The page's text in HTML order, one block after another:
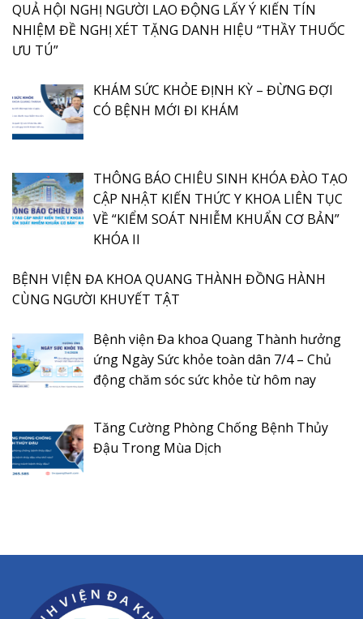
QUẢ HỘI NGHỊ NGƯỜI LAO ĐỘNG LẤY Ý KIẾN TÍN
NHIỆM ĐỀ NGHỊ XÉT TẶNG DANH HIỆU “THẦY THUỐC
ƯU TÚ”
KHÁM SỨC KHỎE ĐỊNH KỲ – ĐỪNG ĐỢI
CÓ BỆNH MỚI ĐI KHÁM
THÔNG BÁO CHIÊU SINH KHÓA ĐÀO TẠO
CẬP NHẬT KIẾN THỨC Y KHOA LIÊN TỤC
VỀ “KIỂM SOÁT NHIỄM KHUẨN CƠ BẢN”
KHÓA II
BỆNH VIỆN ĐA KHOA QUANG THÀNH ĐỒNG HÀNH
CÙNG NGƯỜI KHUYẾT TẬT
Bệnh viện Đa khoa Quang Thành hưởng
ứng Ngày Sức khỏe toàn dân 7/4 – Chủ
động chăm sóc sức khỏe từ hôm nay
Tăng Cường Phòng Chống Bệnh Thủy
Đậu Trong Mùa Dịch